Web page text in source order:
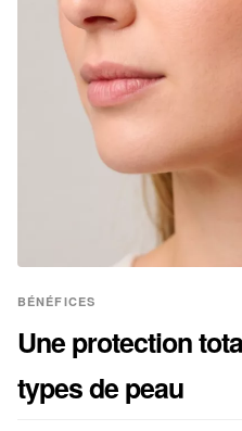
BÉNÉFICES
Une protection
types de peau